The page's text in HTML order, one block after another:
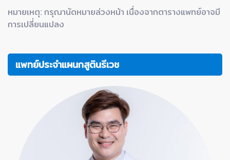
หมายเหตุ: กรุณานัดหมายล่วงหน้า เนื่องจากตารางแพทย์อาจมี
การเปลี่ยนแปลง
แพทย์ประจำแผนกสูตินรีเวช